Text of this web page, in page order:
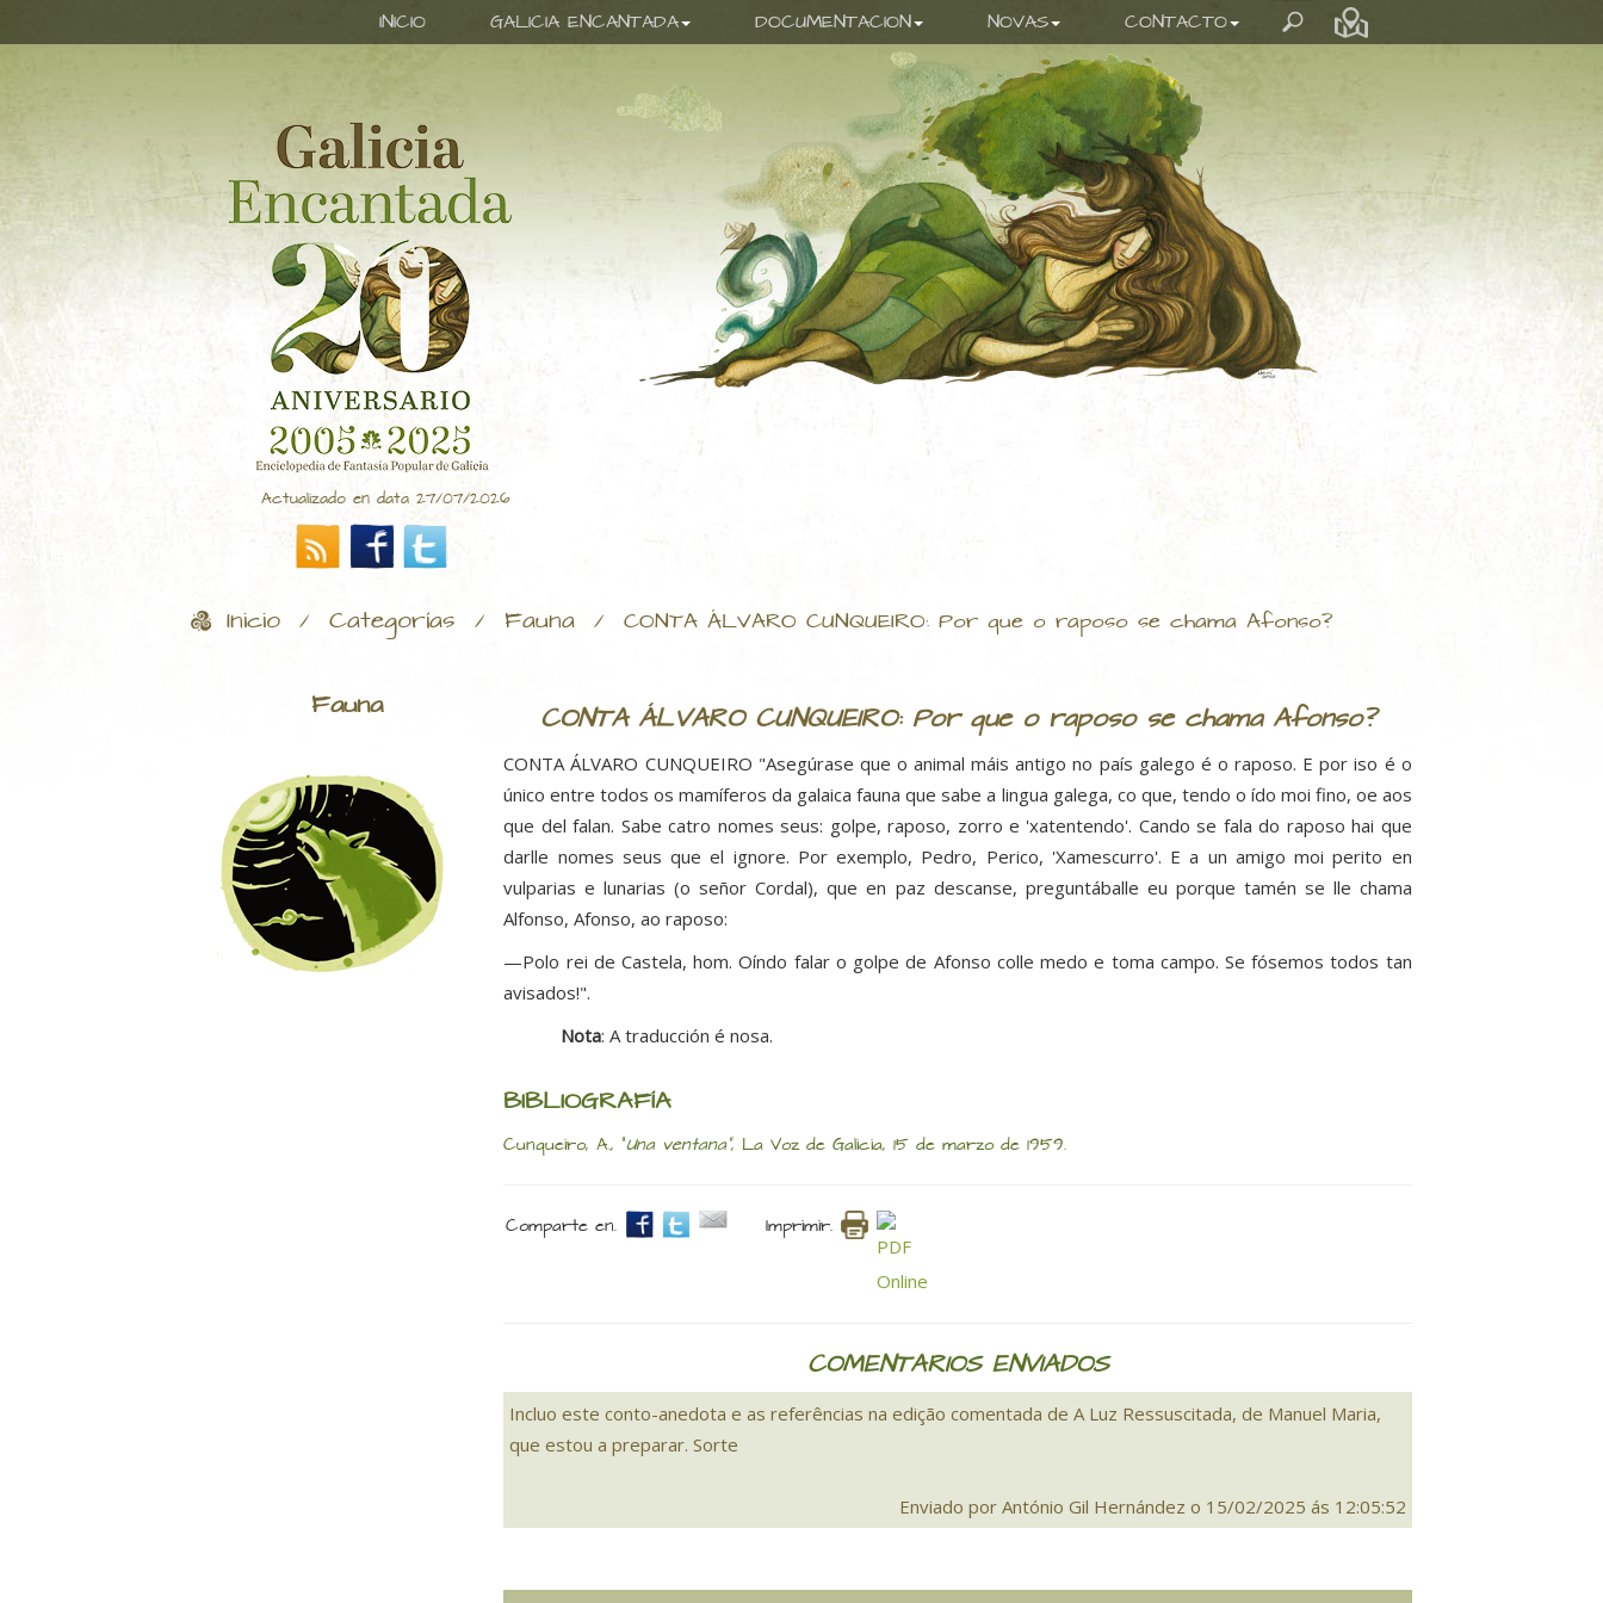
INICIO GALICIA ENCANTADA DOCUMENTACION NOVAS CONTACTO
Actualizado en data 27/07/2026
Inicio / Categorías / Fauna / CONTA ÁLVARO CUNQUEIRO: Por que o raposo se chama Afonso?
Fauna CONTA ÁLVARO CUNQUEIRO: Por que o raposo se chama Afonso?
CONTA ÁLVARO CUNQUEIRO "Asegúrase que o animal máis antigo no país galego é o raposo. E por iso é o
único entre todos os mamíferos da galaica fauna que sabe a lingua galega, co que, tendo o ído moi fino, oe aos
que del falan. Sabe catro nomes seus: golpe, raposo, zorro e 'xatentendo'. Cando se fala do raposo hai que
darlle nomes seus que el ignore. Por exemplo, Pedro, Perico, 'Xamescurro'. E a un amigo moi perito en
vulparias e lunarias (o señor Cordal), que en paz descanse, preguntáballe eu porque tamén se lle chama
Alfonso, Afonso, ao raposo:
­—Polo rei de Castela, hom. Oíndo falar o golpe de Afonso colle medo e toma campo. Se fósemos todos tan
avisados!".
Nota: A traducción é nosa.
BIBLIOGRAFÍA
Cunqueiro, A., "Una ventana", La Voz de Galicia, 15 de marzo de 1959.
Comparte en. Imprimir.
COMENTARIOS ENVIADOS
Incluo este conto-anedota e as referências na edição comentada de A Luz Ressuscitada, de Manuel Maria,
que estou a preparar. Sorte
Enviado por António Gil Hernández o 15/02/2025 ás 12:05:52